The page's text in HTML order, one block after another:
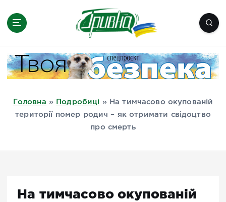
Миколаїв, Одеса, Мелітополь
Головна » Подробиці »
На тимчасово окупованій
території помер родич – як отримати свідоцтво
про смерть
На тимчасово окупованій